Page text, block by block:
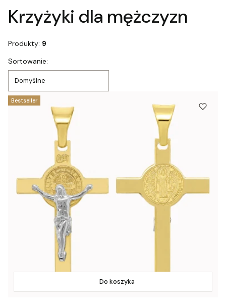
Krzyżyki dla mężczyzn
Produkty: 9
Lista produktów
Sortowanie:
Domyślne
Bestseller
Do koszyka